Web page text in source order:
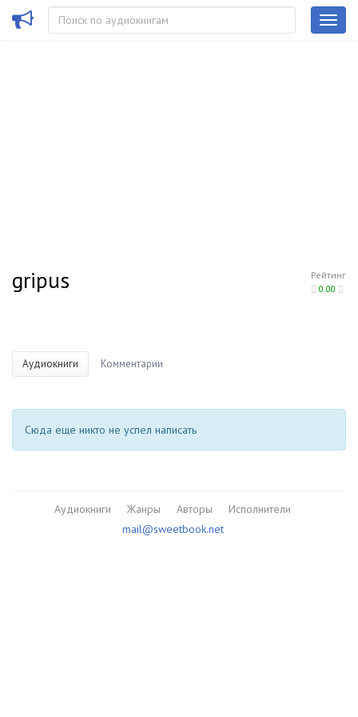
Рейтинг
0.00
gripus
Аудиокниги Комментарии
Сюда еще никто не успел написать
Аудиокниги Жанры Авторы
Исполнители
mail@sweetbook.net